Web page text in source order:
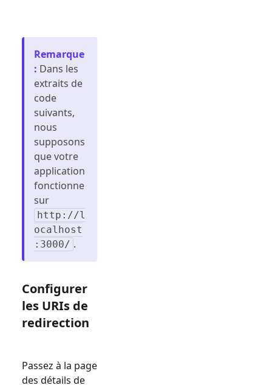
Remarque
: Dans les
extraits de
code
suivants,
nous
supposons
que votre
application
fonctionne
sur
http://l
ocalhost
:3000/ .
Configurer
les URIs de
redirection
Passez à la page
des détails de